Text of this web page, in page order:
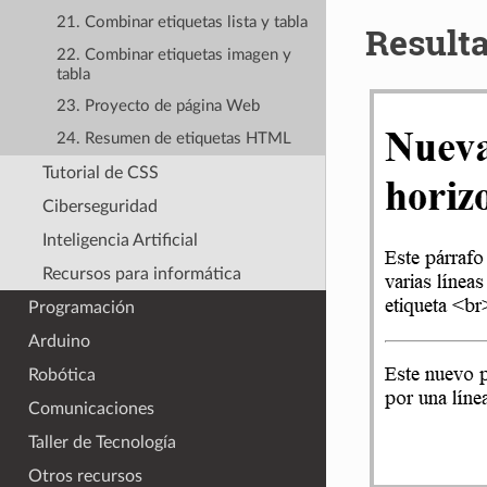
21. Combinar etiquetas lista y tabla
22. Combinar etiquetas imagen y
tabla
23. Proyecto de página Web
24. Resumen de etiquetas HTML
Tutorial de CSS
Ciberseguridad
Inteligencia Artificial
Recursos para informática
Programación
Arduino
Robótica
Comunicaciones
Taller de Tecnología
Otros recursos